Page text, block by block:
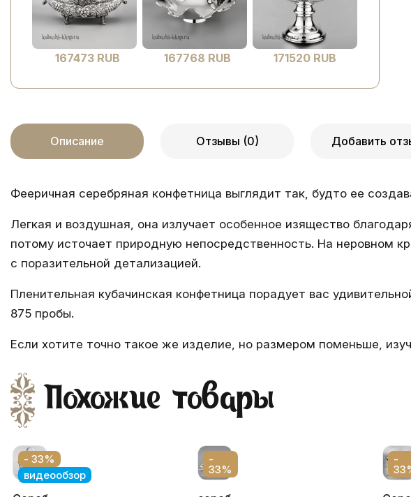
167473 RUB 167768 RUB 171520 RUB
Описание Отзывы (0) Добавить
Фееричная серебряная конфетница выглядит так, будто ее
Легкая и воздушная, она излучает особенное изящество
потому источает природную непосредственность. На неровном
с поразительной детализацией.
Пленительная кубачинская конфетница порадует вас
875 пробы.
Если хотите точно такое же изделие, но размером поменьше,
Похожие товары
- 33%
видеообзор
-
33%
-